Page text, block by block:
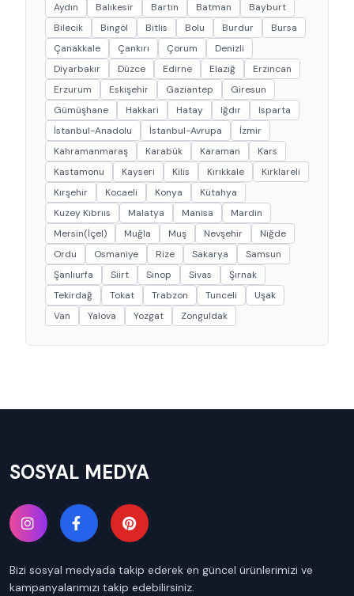
Aydın
Balıkesir Bartın Batman
Bayburt
Bilecik
Bingöl Bitlis Bolu Burdur
Bursa
Çanakkale
Çankırı Çorum
Denizli
Diyarbakır
Düzce Edirne Elazığ
Erzincan
Erzurum
Eskişehir Gaziantep
Giresun
Gümüşhane
Hakkari Hatay Iğdır
Isparta
İstanbul-Anadolu
İstanbul-Avrupa
İzmir
Kahramanmaraş
Karabük Karaman
Kars
Kastamonu
Kayseri Kilis Kırıkkale
Kırklareli
Kırşehir
Kocaeli Konya
Kütahya
Kuzey Kıbrııs
Malatya Manisa
Mardin
Mersin(İçel)
Muğla Muş Nevşehir
Niğde
Ordu
Osmaniye Rize Sakarya
Samsun
Şanlıurfa
Siirt Sinop Sivas
Şırnak
Tekirdağ
Tokat Trabzon Tunceli
Uşak
Van
Yalova Yozgat Zonguldak
SOSYAL MEDYA
Bizi sosyal medyada takip ederek en güncel ürünlerimizi ve
kampanyalarımızı takip edebilirsiniz.